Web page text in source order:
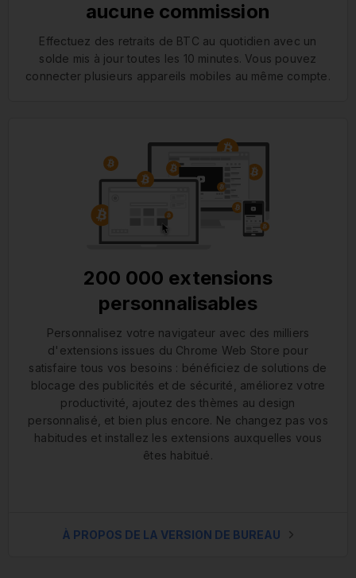
aucune commission
Effectuez des retraits de BTC au quotidien avec un
solde mis à jour toutes les 10 minutes. Vous pouvez
connecter plusieurs appareils mobiles au même compte.
200 000 extensions
personnalisables
Personnalisez votre navigateur avec des milliers
d'extensions issues du Chrome Web Store pour
satisfaire tous vos besoins : bénéficiez de solutions de
blocage des publicités et de sécurité, améliorez votre
productivité, ajoutez des thèmes au design
personnalisé, et bien plus encore. Ne changez pas vos
habitudes et installez les extensions auxquelles vous
êtes habitué.
À PROPOS DE LA VERSION DE BUREAU